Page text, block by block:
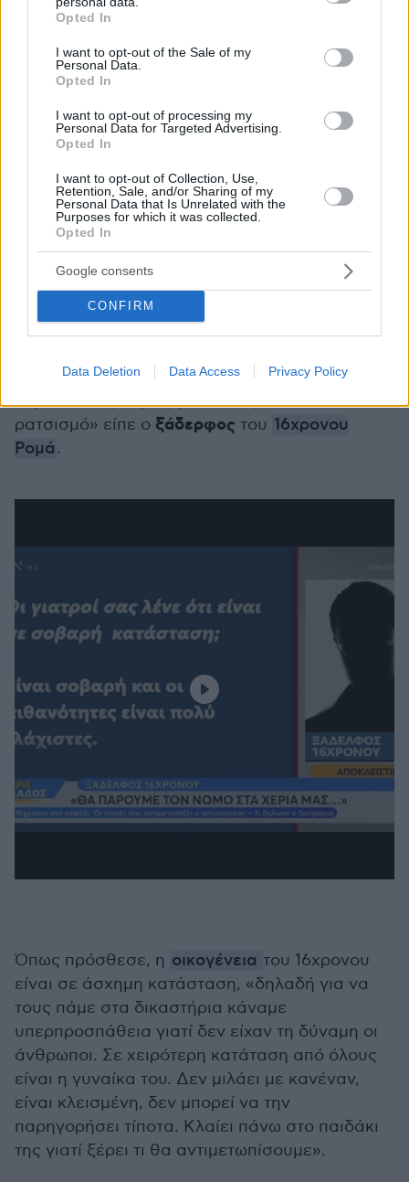
grant or deny consent to Google and its third-party tags to
use your data for below specified purposes in below Google
consent section.
Opted In
I want to opt-out of the Sale of my
Personal Data.
Opted In
I want to opt-out of processing my
Personal Data for Targeted Advertising.
Opted In
I want to opt-out of Collection, Use,
Retention, Sale, and/or Sharing of my
Personal Data that Is Unrelated with the
Purposes for which it was collected.
Opted In
Google consents
CONFIRM
Data Deletion Data Access Privacy Policy
να φτάσει η αστυνομία είχαν αποχωρήσει
πρόσθεσε ο υπάλληλος του καταστήματος.
Απειλούν συγγενείς του 16χρονου Ρομά
Εντωμεταξύ ευθείες απειλές σε περίπτωση που
οποίου τραυματίστηκε βαρύτατα ο 16χρονος
Ρομάεξαπέλυσε ξάδερφός του που μίλησε στο
ΟΡΕΝ την ώρα που επεισόδια από Ρομά
σημειώθηκαν για άλλο ένα βράδυ την Τετάρτη.
«Εμείς ζητάμε το αυτονόητο. Ζητάμε ο
τιμωρηθεί ο αστυνομικός, θα πάρουμε τον
νόμο στα χέρια μας γιατί έχουμε νιώσει πολύ
ρατσισμό» είπε ο ξάδερφος του 16χρονου
Ρομά.
Όπως πρόσθεσε, η οικογένεια του 16χρονου
είναι σε άσχημη κατάσταση, «δηλαδή για να
τους πάμε στα δικαστήρια κάναμε
υπερπροσπάθεια γιατί δεν είχαν τη δύναμη οι
άνθρωποι. Σε χειρότερη κατάταση από όλους
είναι η γυναίκα του. Δεν μιλάει με κανέναν,
είναι κλεισμένη, δεν μπορεί να την
παρηγορήσει τίποτα. Κλαίει πάνω στο παιδάκι
της γιατί ξέρει τι θα αντιμετωπίσουμε».